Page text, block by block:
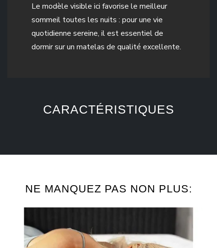
Le modèle visible ici favorise le meilleur
sommeil toutes les nuits : pour une vie
quotidienne sereine, il est essentiel de
dormir sur un matelas de qualité excellente.
CARACTÉRISTIQUES
NE MANQUEZ PAS NON PLUS: